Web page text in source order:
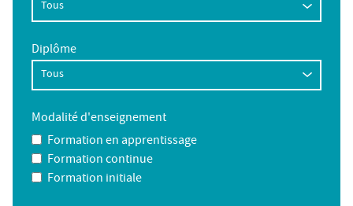
Diplôme
Modalité d'enseignement
Formation en apprentissage
Formation continue
Formation initiale